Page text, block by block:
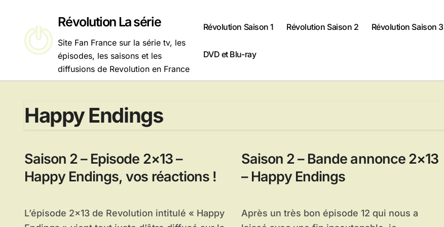
contenu
Révolution La série
Site Fan France sur la série tv, les
épisodes, les saisons et les
diffusions de Revolution en France
Révolution Saison 1 Révolution Saison 2 Révolution Saison 3
DVD et Blu-ray
Happy Endings
Saison 2 – Episode 2×13 –
Happy Endings, vos réactions !
L’épisode 2×13 de Revolution intitulé « Happy
Saison 2 – Bande annonce 2×13
– Happy Endings
Après un très bon épisode 12 qui nous a